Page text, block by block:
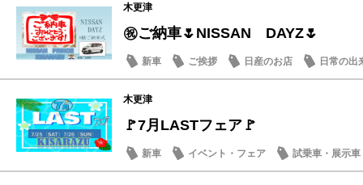
木更津
㊗ご納車🌷NISSAN DAYZ🌷
新車 ご挨拶 日産のお店 日常の出
木更津
🚩7月LASTフェア🚩
新車 イベント・フェア 試乗車・展示車